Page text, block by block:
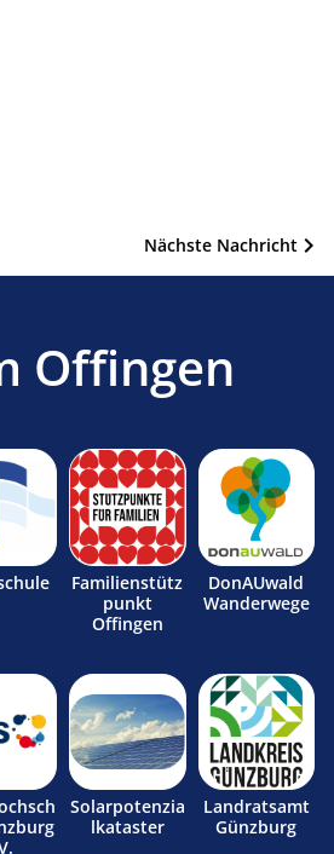
Nächste Nachricht
Offingen
Familienstütz
punkt
Offingen
DonAUwald
Wanderwege
Solarpotenzia
lkataster
Landratsamt
Günzburg